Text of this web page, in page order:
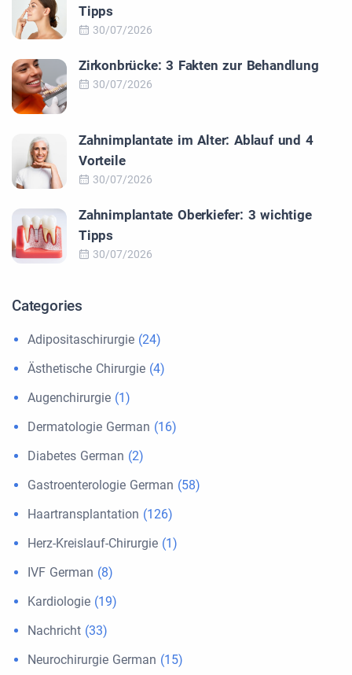
Tipps
30/07/2026
Zirkonbrücke: 3 Fakten zur Behandlung
30/07/2026
Zahnimplantate im Alter: Ablauf und 4
Vorteile
30/07/2026
Zahnimplantate Oberkiefer: 3 wichtige
Tipps
30/07/2026
Categories
Adipositaschirurgie (24)
Ästhetische Chirurgie (4)
Augenchirurgie (1)
Dermatologie German (16)
Diabetes German (2)
Gastroenterologie German (58)
Haartransplantation (126)
Herz-Kreislauf-Chirurgie (1)
IVF German (8)
Kardiologie (19)
Nachricht (33)
Neurochirurgie German (15)